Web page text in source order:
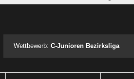
Wettbewerb:C-Junioren Bezirksliga